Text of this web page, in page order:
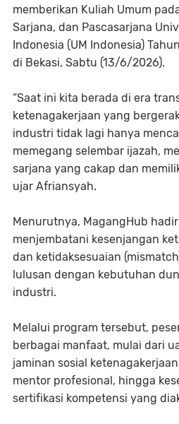
memberikan Kuliah Umum
Sarjana, dan Pascasarjana
Indonesia (UM Indonesia)
di Bekasi, Sabtu (13/6/2026).
“Saat ini kita berada di era
ketenagakerjaan yang
industri tidak lagi hanya
memegang selembar ijazah,
sarjana yang cakap dan
ujar Afriansyah.
Menurutnya, MagangHub
menjembatani kesenjangan
dan ketidaksesuaian
lulusan dengan kebutuhan
industri.
Melalui program tersebut,
berbagai manfaat, mulai dari
jaminan sosial
mentor profesional, hingga
sertifikasi kompetensi yang